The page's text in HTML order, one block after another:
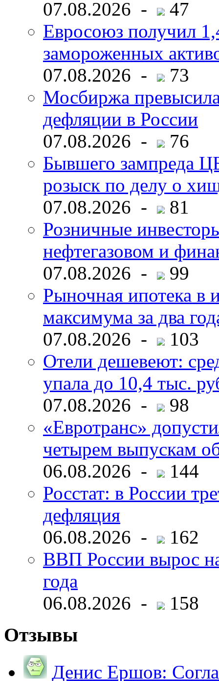
07.08.2026 -
47
Евросоюз получил
замороженных
07.08.2026 -
73
Мосбиржа
дефляции в России
07.08.2026 -
76
Бывшего зампреда
розыск по делу о
07.08.2026 -
81
Розничные
нефтегазовом и
07.08.2026 -
99
Рыночная ипотека в
максимума за два
07.08.2026 -
103
Отели дешевеют:
упала до 10,4 тыс.
07.08.2026 -
98
«Евротранс»
четырем выпускам
06.08.2026 -
144
Росстат: в России
дефляция
06.08.2026 -
162
ВВП России вырос
года
06.08.2026 -
158
Отзывы
Денис Ершов: